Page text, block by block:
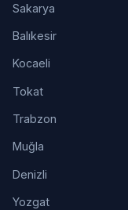
Sakarya
Balıkesir
Kocaeli
Tokat
Trabzon
Muğla
Denizli
Yozgat